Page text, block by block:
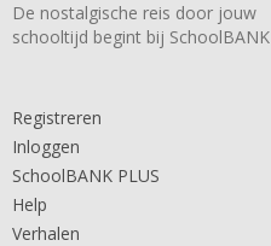
De nostalgische reis door jouw
schooltijd begint bij SchoolBANK
Registreren
Inloggen
SchoolBANK PLUS
Help
Verhalen